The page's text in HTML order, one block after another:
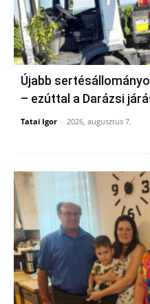
Újabb
– ezúttal a Darázsi
Tatai Igor - 2026, augusztus 7.